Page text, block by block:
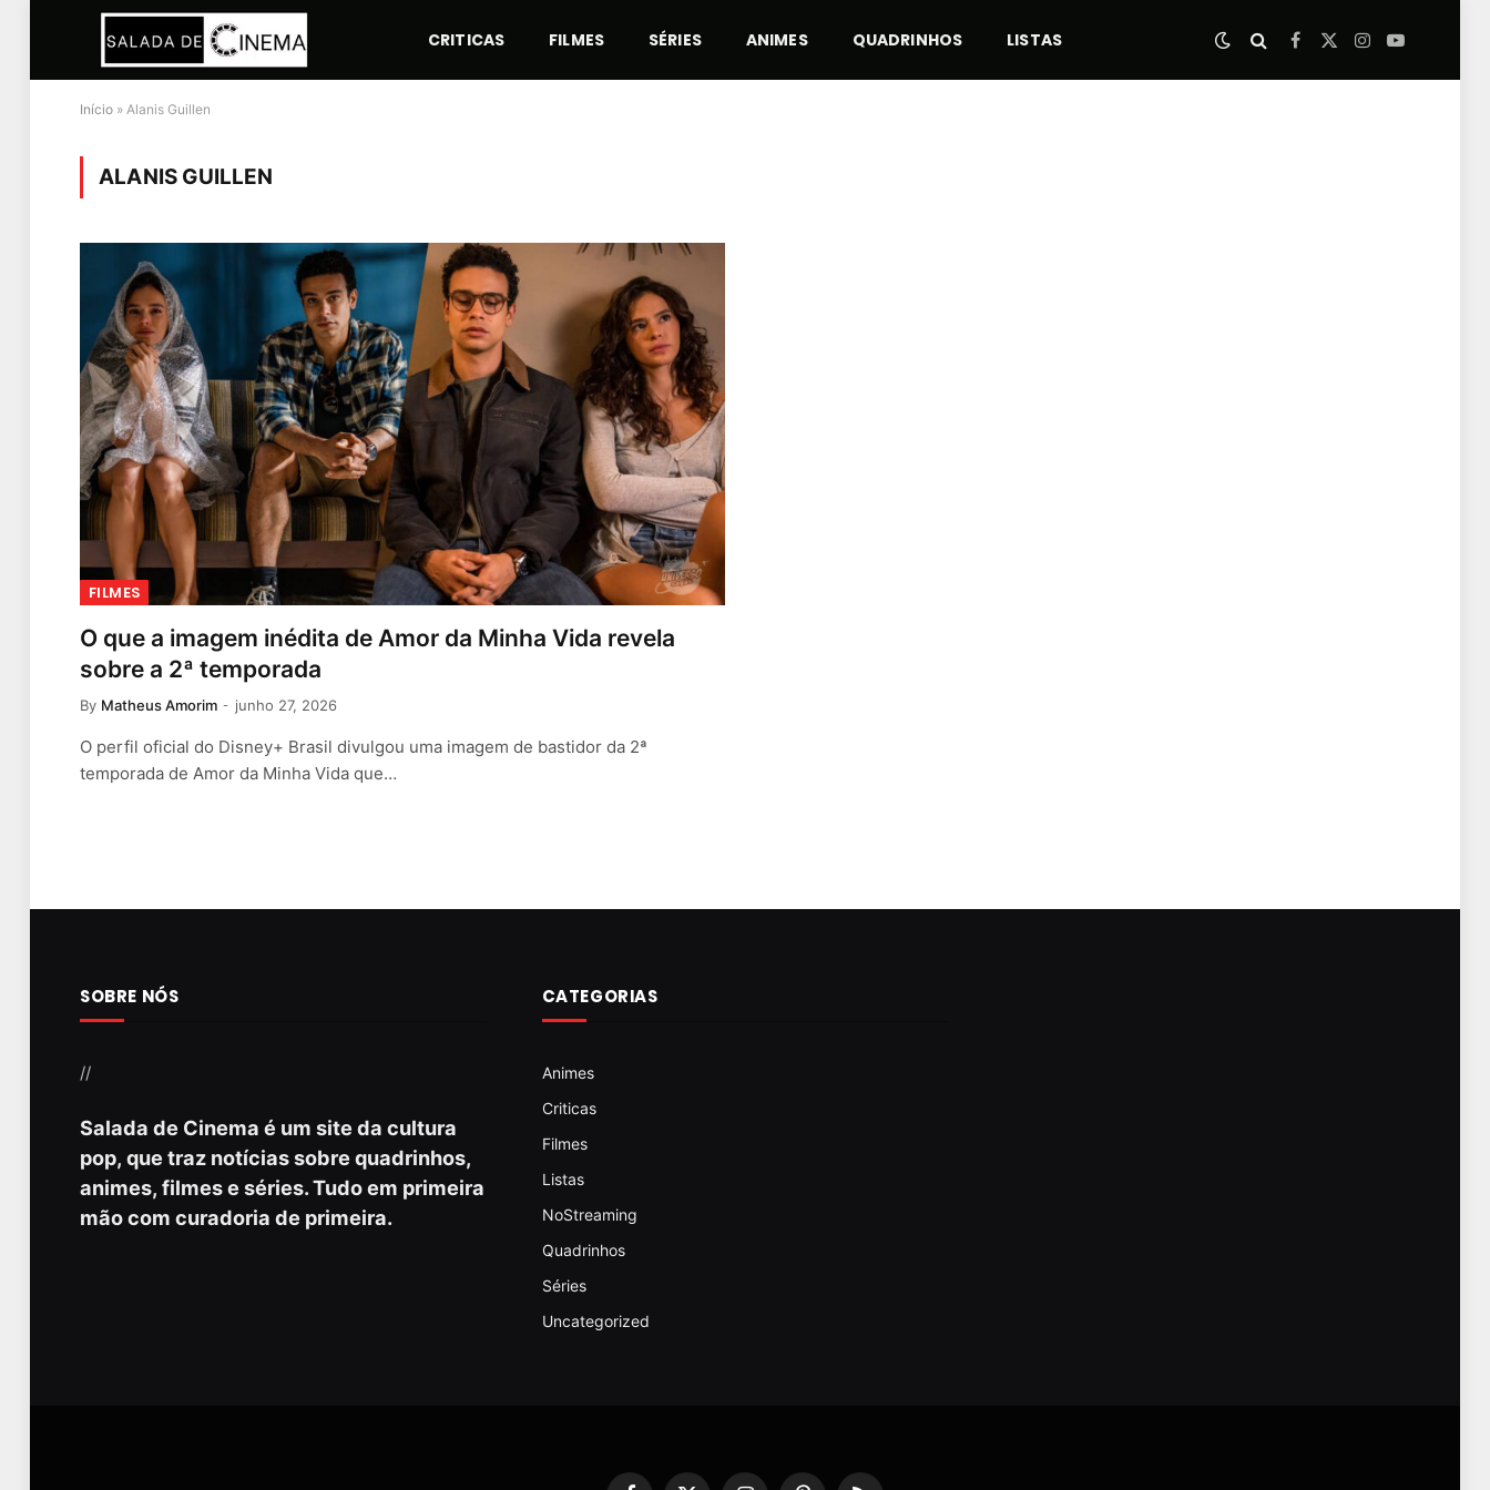
CRITICAS FILMES SÉRIES ANIMES QUADRINHOS LISTAS Facebook
X
Instagram
YouTube
Início » Alanis Guillen
ALANIS GUILLEN
FILMES
O que a imagem inédita de Amor da Minha Vida revela
sobre a 2ª temporada
By Matheus Amorim junho 27, 2026
O perfil oficial do Disney+ Brasil divulgou uma imagem de bastidor da 2ª
temporada de Amor da Minha Vida que…
SOBRE NÓS
//
Salada de Cinema é um site da cultura
pop, que traz notícias sobre quadrinhos,
animes, filmes e séries. Tudo em primeira
mão com curadoria de primeira.
CATEGORIAS
Animes
Criticas
Filmes
Listas
NoStreaming
Quadrinhos
Séries
Uncategorized